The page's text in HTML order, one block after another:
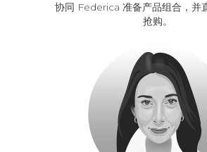
协同 Federica 准备产品组合，并
抢购。